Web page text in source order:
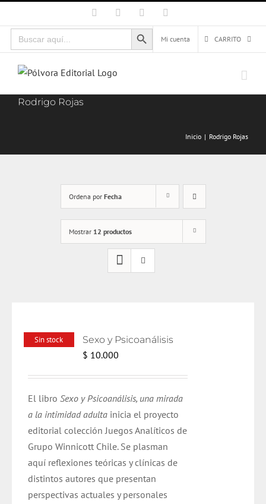
al
contenido
Facebook Instagram
Buscar:
Botón de búsqueda
Mi cuenta
CARRITO
Rodrigo Rojas
Inicio Rodrigo Rojas
Ordena por Fecha
Mostrar 12 productos
Sin stock Sexo y Psicoanálisis
$ 10.000
El libroSexo y Psicoanálisis, una mirada
a la intimidad adulta inicia el proyecto
editorial colección Juegos Analíticos de
Grupo Winnicott Chile. Se plasman
aquí reflexiones teóricas y clínicas de
distintos autores que presentan
perspectivas actuales y personales